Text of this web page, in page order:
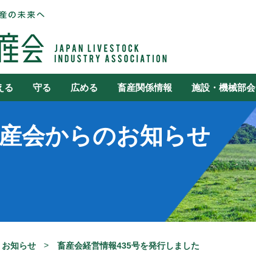
る 守る 広める 畜産関係情報 施設・機械部会
会からのお知らせ
お知らせ 畜産会経営情報435号を発行しました